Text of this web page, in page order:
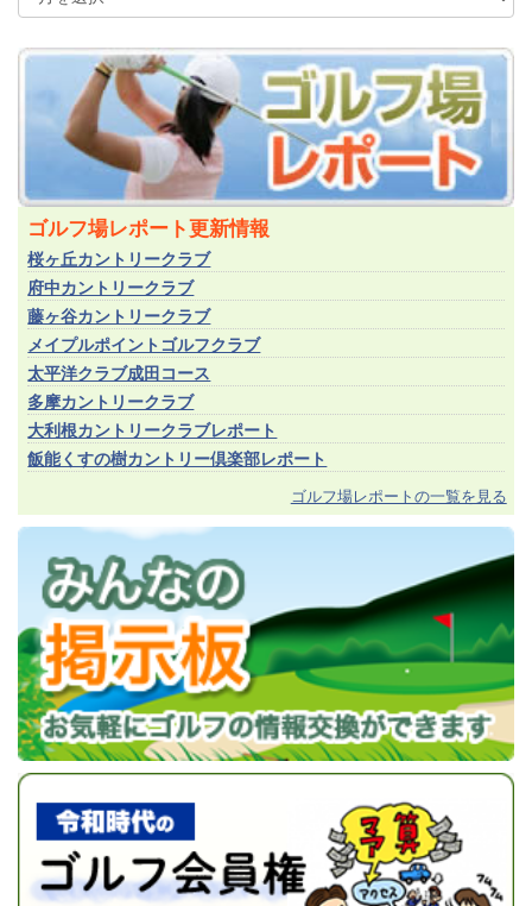
ゴルフ場レポート更新情報
桜ヶ丘カントリークラブ
府中カントリークラブ
藤ヶ谷カントリークラブ
メイプルポイントゴルフクラブ
太平洋クラブ成田コース
多摩カントリークラブ
大利根カントリークラブレポート
飯能くすの樹カントリー倶楽部レポート
ゴルフ場レポートの一覧を見る